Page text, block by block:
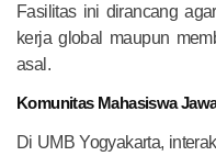
Fasilitas ini dirancang
kerja global maupun
asal.
Komunitas Mahasiswa
Di UMB Yogyakarta,